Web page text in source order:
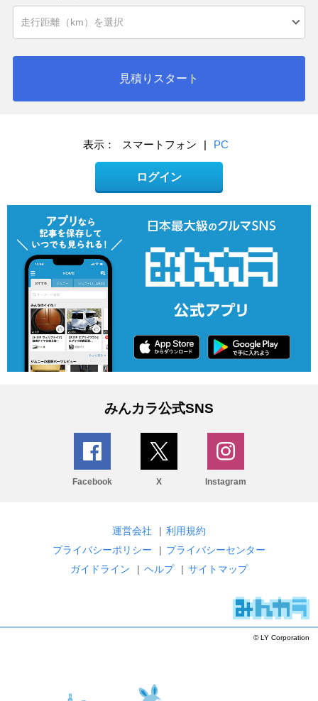
見積りスタート
表示： スマートフォン | PC
ログイン
みんカラ公式SNS
Facebook X Instagram
運営会社 | 利用規約
プライバシーポリシー
| プライバシーセンター
ガイドライン
| ヘルプ | サイトマップ
© LY Corporation